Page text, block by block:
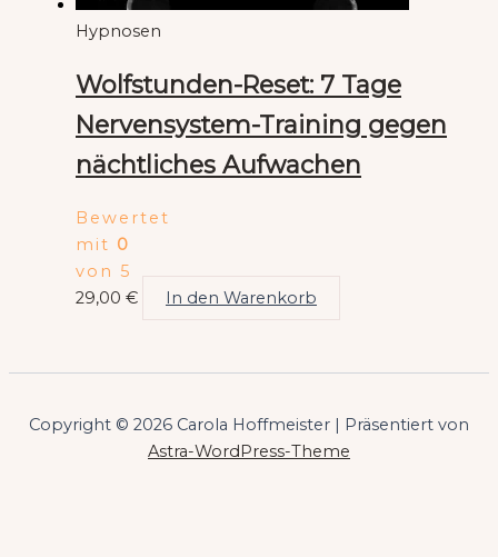
Hypnosen
Wolfstunden-Reset: 7 Tage
Nervensystem-Training gegen
nächtliches Aufwachen
Bewertet
mit 0
von 5
29,00 € In den Warenkorb
Copyright © 2026 Carola Hoffmeister | Präsentiert von
Astra-WordPress-Theme